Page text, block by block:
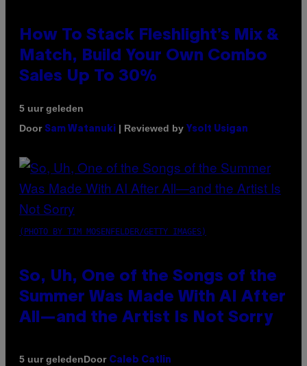
How To Stack Fleshlight’s Mix &
Match, Build Your Own Combo
Sales Up To 30%
5 uur geleden
Door Sam Watanuki | Reviewed by Ysolt Usigan
(PHOTO BY TIM MOSENFELDER/GETTY IMAGES)
So, Uh, One of the Songs of the
Summer Was Made With AI After
All—and the Artist Is Not Sorry
5 uur geledenDoor Caleb Catlin